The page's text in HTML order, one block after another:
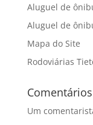
Aluguel de
Aluguel de
Mapa do Site
Rodoviárias
Comentários
Um